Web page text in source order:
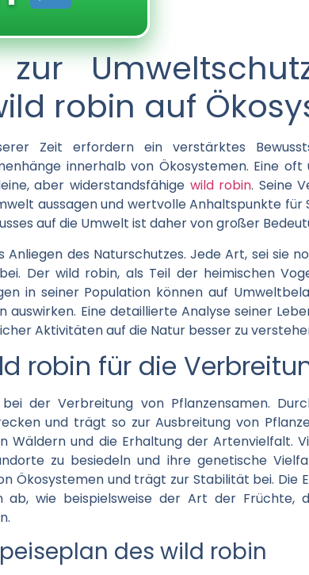
zur
robin auf
Zeit erfordern ein verstärktes
innerhalb von Ökosystemen. Eine
aber widerstandsfähige wild robin. Seine
aussagen und wertvolle Anhaltspunkte
auf die Umwelt ist daher von großer
des Naturschutzes. Jede Art, sei sie
Der wild robin, als Teil der heimischen
in seiner Population können auf
Eine detaillierte Analyse seiner
Aktivitäten auf die Natur besser zu
robin für die
der Verbreitung von Pflanzensamen.
und trägt so zur Ausbreitung von
Wäldern und die Erhaltung der Artenvielfalt.
zu besiedeln und ihre genetische
Ökosystemen und trägt zur Stabilität bei. Die
ab, wie beispielsweise der Art der Früchte,
des wild robin